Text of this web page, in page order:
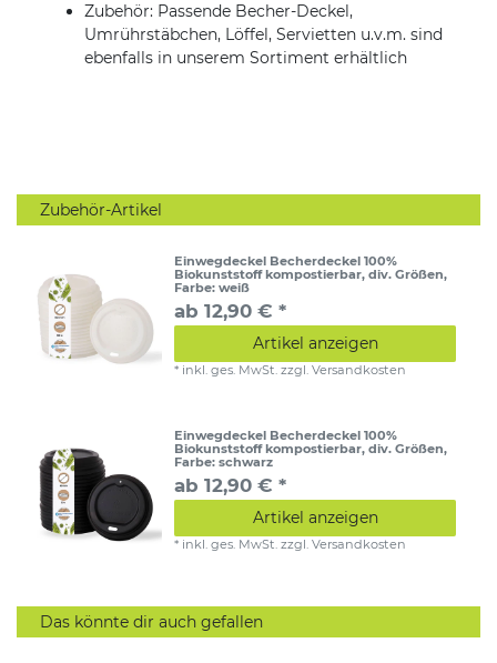
Zubehör: Passende Becher-Deckel,
Umrührstäbchen, Löffel, Servietten u.v.m. sind
ebenfalls in unserem Sortiment erhältlich
Zubehör-Artikel
Einwegdeckel Becherdeckel 100%
Biokunststoff kompostierbar, div. Größen,
Farbe: weiß
ab 12,90 € *
Artikel anzeigen
* inkl. ges. MwSt. zzgl.Versandkosten
Einwegdeckel Becherdeckel 100%
Biokunststoff kompostierbar, div. Größen,
Farbe: schwarz
ab 12,90 € *
Artikel anzeigen
* inkl. ges. MwSt. zzgl.Versandkosten
Das könnte dir auch gefallen